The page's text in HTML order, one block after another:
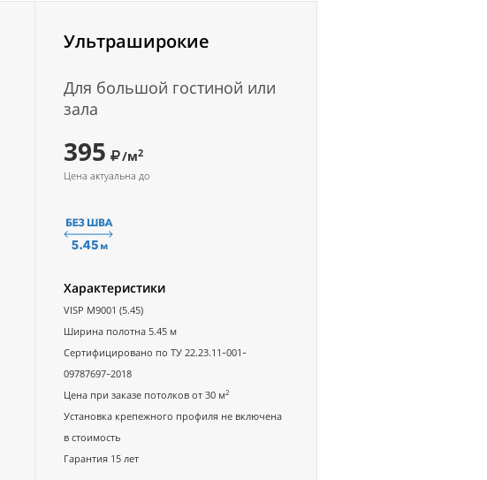
Ультраширокие
Для большой гостиной или
зала
395 /м2
Цена актуальна до
Характеристики
VISP M9001 (5.45)
Ширина полотна 5.45 м
Сертифицировано по ТУ 22.23.11-001-
09787697-2018
Цена при заказе потолков от 30 м2
Установка крепежного профиля не включена
в стоимость
Гарантия 15 лет